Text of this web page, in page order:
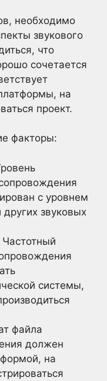
необходимо
звукового
что
сочетается
на
проект.
факторы:
с уровнем
звуковых
Частотный
системы,
файла
должен
на